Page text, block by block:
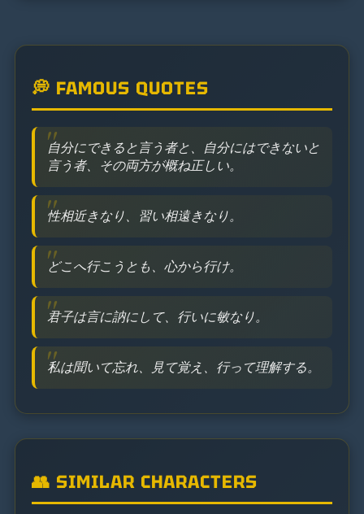
💭 FAMOUS QUOTES
自分にできると言う者と、自分にはできないと
言う者、その両方が概ね正しい。
性相近きなり、習い相遠きなり。
どこへ行こうとも、心から行け。
君子は言に訥にして、行いに敏なり。
私は聞いて忘れ、見て覚え、行って理解する。
👥 SIMILAR CHARACTERS